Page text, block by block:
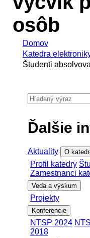
osôb
Domov
Katedra
Študenti
Ďalšie
Aktuality O
Profil katedry
Zamestnanci
Veda a výskum
Projekty
Konferencie
NTSP 2024
2018